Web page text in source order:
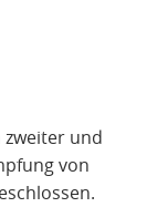
zweiter und
von